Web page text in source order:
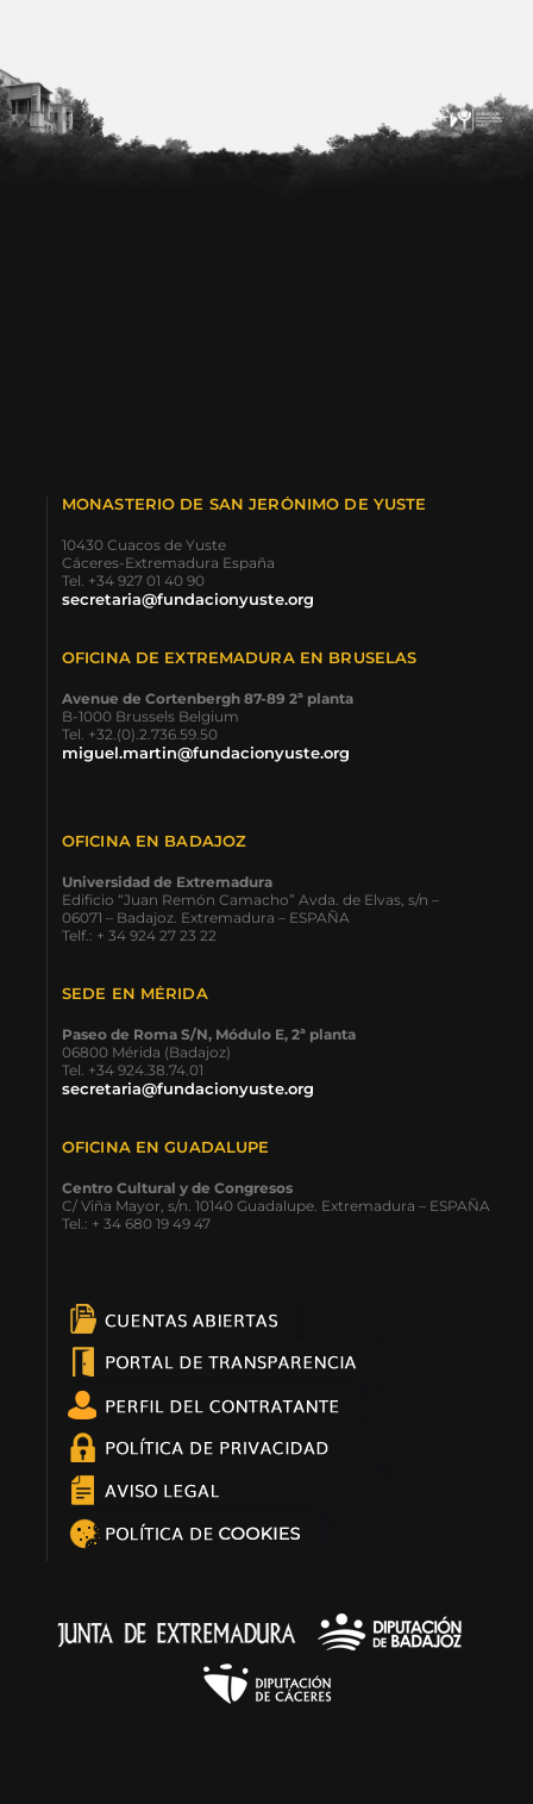
MONASTERIO DE SAN JERÓNIMO DE YUSTE
10430 Cuacos de Yuste
Cáceres-Extremadura España
Tel. +34 927 01 40 90
secretaria@fundacionyuste.org
OFICINA DE EXTREMADURA EN BRUSELAS
Avenue de Cortenbergh 87-89 2ª planta
B-1000 Brussels Belgium
Tel. +32.(0).2.736.59.50
miguel.martin@fundacionyuste.org
OFICINA EN BADAJOZ
Universidad de Extremadura
Edificio “Juan Remón Camacho” Avda. de Elvas, s/n –
06071 – Badajoz. Extremadura – ESPAÑA
Telf.: + 34 924 27 23 22
SEDE EN MÉRIDA
Paseo de Roma S/N, Módulo E, 2ª planta
06800 Mérida (Badajoz)
Tel. +34 924.38.74.01
secretaria@fundacionyuste.org
OFICINA EN GUADALUPE
Centro Cultural y de Congresos
C/ Viña Mayor, s/n. 10140 Guadalupe. Extremadura – ESPAÑA
Tel.: + 34 680 19 49 47